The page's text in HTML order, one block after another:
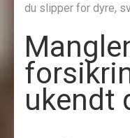
du slipper for dyre,
ukendt